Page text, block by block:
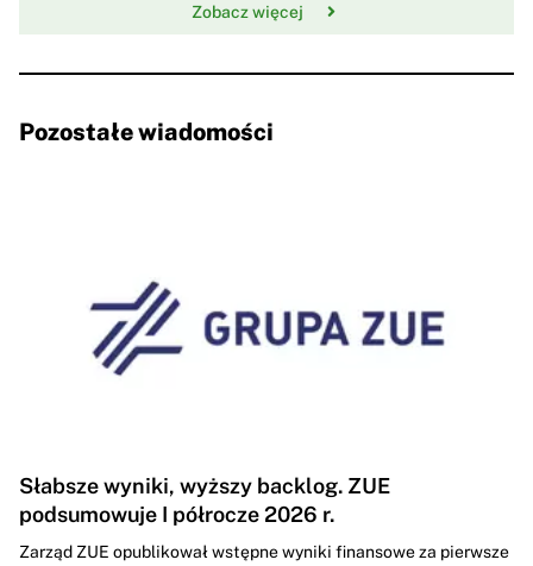
Zobacz więcej
Pozostałe wiadomości
Słabsze wyniki, wyższy backlog. ZUE
podsumowuje I półrocze 2026 r.
Zarząd ZUE opublikował wstępne wyniki finansowe za pierwsze